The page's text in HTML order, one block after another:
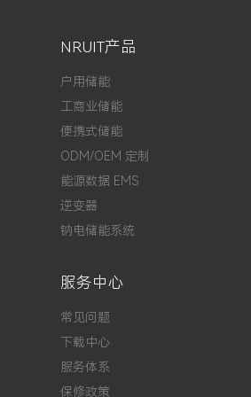
NRUIT产品
户用储能
工商业储能
便携式储能
ODM/OEM 定制
能源数据 EMS
逆变器
钠电储能系统
服务中心
常见问题
下载中心
服务体系
保修政策